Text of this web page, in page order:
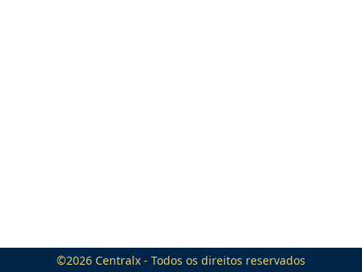
©2026 Centralx - Todos os direitos reservados